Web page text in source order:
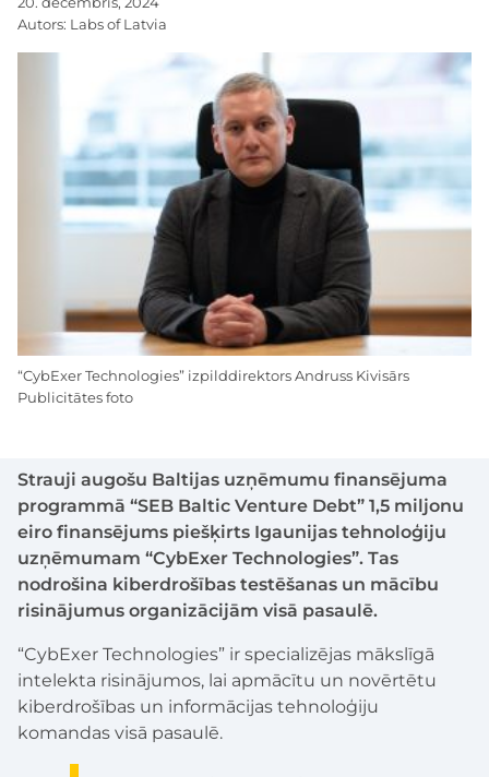
Autors: Labs of Latvia
Strauji augošu Baltijas uzņēmumu finansējuma
programmā “SEB Baltic Venture Debt” 1,5 miljonu
eiro finansējums piešķirts Igaunijas tehnoloģiju
uzņēmumam “CybExer Technologies”. Tas
nodrošina kiberdrošības testēšanas un mācību
risinājumus organizācijām visā pasaulē.
“CybExer Technologies” ir specializējas mākslīgā
intelekta risinājumos, lai apmācītu un novērtētu
kiberdrošības un informācijas tehnoloģiju
komandas visā pasaulē.
“CybExer Technologies” izpilddirektors Andruss Kivisārs
Publicitātes foto